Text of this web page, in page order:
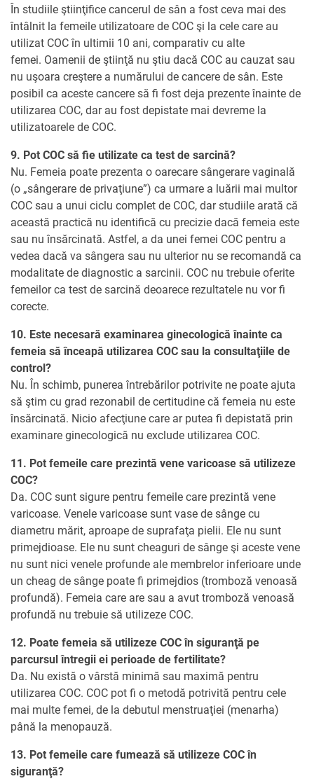
În studiile ştiinţifice cancerul de sân a fost ceva mai des
întâlnit la femeile utilizatoare de COC şi la cele care au
utilizat COC în ultimii 10 ani, comparativ cu alte
femei. Oamenii de ştiinţă nu ştiu dacă COC au cauzat sau
nu uşoara creştere a numărului de cancere de sân. Este
posibil ca aceste cancere să fi fost deja prezente înainte de
utilizarea COC, dar au fost depistate mai devreme la
utilizatoarele de COC.
9. Pot COC să fie utilizate ca test de sarcină?
Nu. Femeia poate prezenta o oarecare sângerare vaginală
(o „sângerare de privaţiune”) ca urmare a luării mai multor
COC sau a unui ciclu complet de COC, dar studiile arată că
această practică nu identifică cu precizie dacă femeia este
sau nu însărcinată. Astfel, a da unei femei COC pentru a
vedea dacă va sângera sau nu ulterior nu se recomandă ca
modalitate de diagnostic a sarcinii. COC nu trebuie oferite
femeilor ca test de sarcină deoarece rezultatele nu vor fi
corecte.
10. Este necesară examinarea ginecologică înainte ca
femeia să înceapă utilizarea COC sau la consultaţiile de
control?
Nu. În schimb, punerea întrebărilor potrivite ne poate ajuta
să ştim cu grad rezonabil de certitudine că femeia nu este
însărcinată. Nicio afecţiune care ar putea fi depistată prin
examinare ginecologică nu exclude utilizarea COC.
11. Pot femeile care prezintă vene varicoase să utilizeze
COC?
Da. COC sunt sigure pentru femeile care prezintă vene
varicoase. Venele varicoase sunt vase de sânge cu
diametru mărit, aproape de suprafaţa pielii. Ele nu sunt
primejdioase. Ele nu sunt cheaguri de sânge şi aceste vene
nu sunt nici venele profunde ale membrelor inferioare unde
un cheag de sânge poate fi primejdios (tromboză venoasă
profundă). Femeia care are sau a avut tromboză venoasă
profundă nu trebuie să utilizeze COC.
12. Poate femeia să utilizeze COC în siguranţă pe
parcursul întregii ei perioade de fertilitate?
Da. Nu există o vârstă minimă sau maximă pentru
utilizarea COC. COC pot fi o metodă potrivită pentru cele
mai multe femei, de la debutul menstruaţiei (menarha)
până la menopauză.
13. Pot femeile care fumează să utilizeze COC în
siguranţă?